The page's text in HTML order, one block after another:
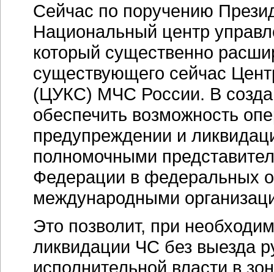
Сейчас по поручению
Национальный центр
который существенно
существующего сейчас
(ЦУКС) МЧС России. В
обеспечить возможность
предупреждении и
полномочными
Федерации в федеральных
международными
Это позволит, при
ликвидации ЧС без выезда
исполнительной власти в